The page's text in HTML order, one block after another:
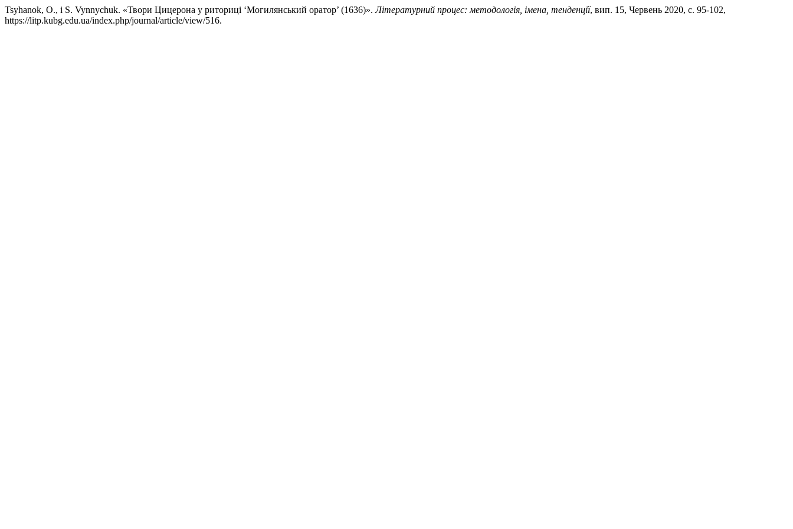
Tsyhanok, O., і S. Vynnychuk. «Твори Цицерона у риториці ‘Могилянський оратор’ (1636)».Літературний процес: методологія, імена, тенденції, вип. 15, Червень 2020, с. 95-102,
https://litp.kubg.edu.ua/index.php/journal/article/view/516.